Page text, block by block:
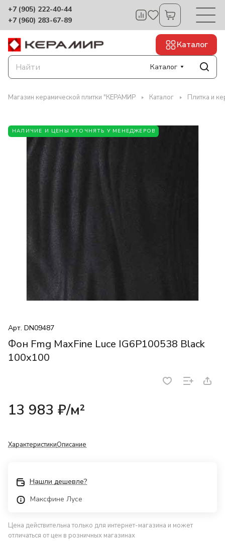
+7 (905) 222-40-44
+7 (960) 283-67-89
Каталог
Каталог
Магазин керамической плитки "КЕРАМИР Каталог Плитка и
НАЛИЧИЕ И ЦЕНЫ УТОЧНЯТЬ У МЕНЕДЖЕРОВ
Арт. DN09487
Фон Fmg MaxFine Luce IG6P100538 Black
100x100
13 983 ₽/м²
ХарактеристикиОписание
Нашли дешевле?
Максфине Лусе
Цена действительна только для интернет-магазина и может
отличаться от цен в розничных магазинах